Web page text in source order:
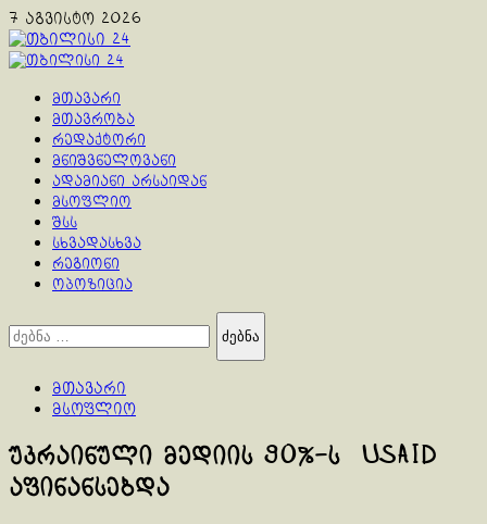
Skip
to
content
7 აგვისტო 2026
Primary
მთავარი
მთავრობა
რედაქტორი
მნიშვნელოვანი
ადამიანი არსაიდან
მსოფლიო
შსს
სხვადასხვა
რეგიონი
ოპოზიცია
ძებნა:
მთავარი
მსოფლიო
უკრაინული მედიის 90%-ს USAID
აფინანსებდა